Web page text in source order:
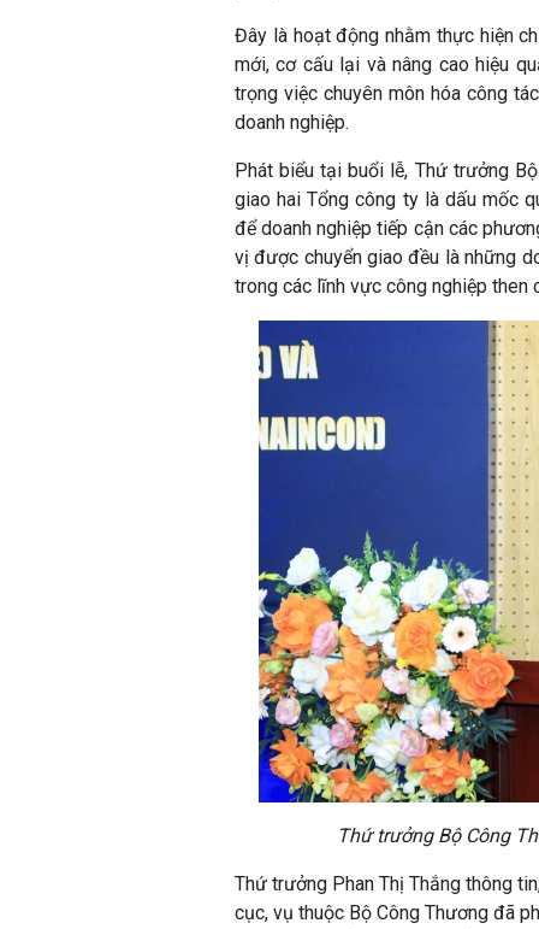
Đây là hoạt động nhằm thực hiện
mới, cơ cấu lại và nâng cao hiệu
trọng việc chuyên môn hóa công
doanh nghiệp.
Phát biểu tại buổi lễ, Thứ trưởng
giao hai Tổng công ty là dấu mốc
để doanh nghiệp tiếp cận các
vị được chuyển giao đều là những
trong các lĩnh vực công nghiệp then
Thứ trưởng Bộ Công
Thứ trưởng Phan Thị Thắng thông
cục, vụ thuộc Bộ Công Thương đã